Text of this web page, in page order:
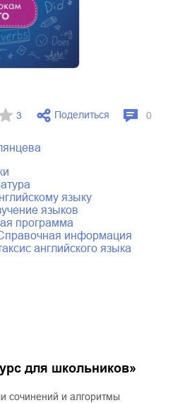
3 Поделиться 0
языку
языков
программа
справочная информация
английского языка
для школьников»
сочинений и алгоритмы